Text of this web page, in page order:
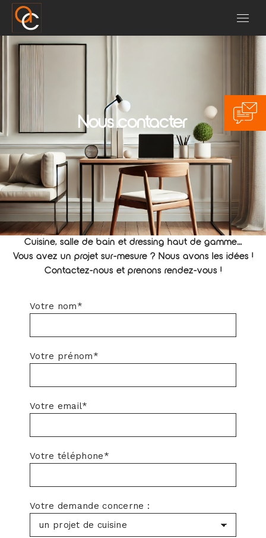
Nous contacter
Cuisine, salle de bain et dressing haut de gamme…
Vous avez un projet sur-mesure? Nous avons les idées !
Contactez-nous et prenons rendez-vous !
Votre nom*
Votre prénom*
Votre email*
Votre téléphone*
Votre demande concerne :